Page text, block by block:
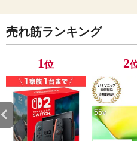
売れ筋ランキング
1位 2